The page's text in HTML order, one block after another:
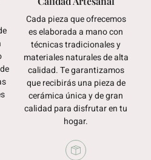
Cada pieza que ofrecemos
es elaborada a mano con
técnicas tradicionales y
materiales naturales de alta
calidad. Te garantizamos
que recibirás una pieza de
cerámica única y de gran
calidad para disfrutar en tu
hogar.